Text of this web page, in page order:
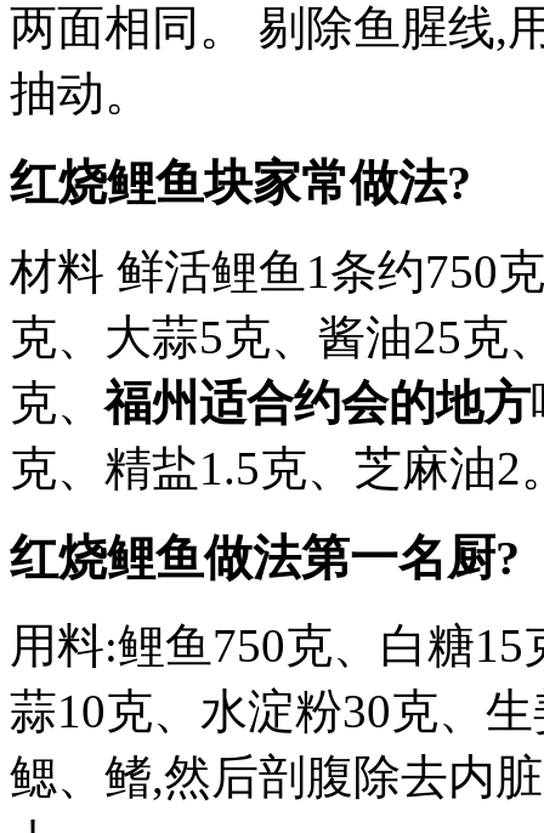
两面相同。 剔除鱼腥线,
抽动。
红烧鲤鱼块家常做法?
材料 鲜活鲤鱼1条约750
克、大蒜5克、酱油25克
克、福州适合约会的地方
克、精盐1.5克、芝麻油2
红烧鲤鱼做法第一名厨?
用料:鲤鱼750克、白糖
蒜10克、水淀粉30克、
鳃、鳍,然后剖腹除去内